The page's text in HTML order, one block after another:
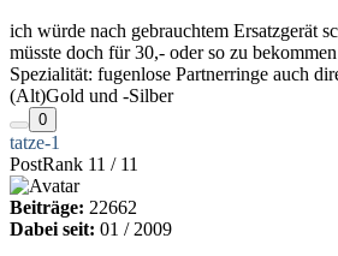
ich würde nach gebrauchtem Ersatzgerät
müsste doch für 30,- oder so zu
Spezialität: fugenlose Partnerringe auch
(Alt)Gold und -Silber
0
tatze-1
PostRank 11 / 11
Beiträge: 22662
Dabei seit: 01 / 2009